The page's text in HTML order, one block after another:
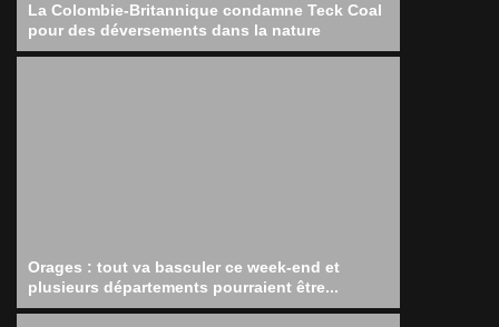
La Colombie-Britannique condamne Teck Coal
pour des déversements dans la nature
Orages : tout va basculer ce week-end et
plusieurs départements pourraient être...